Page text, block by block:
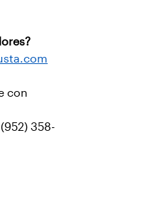
con
358-